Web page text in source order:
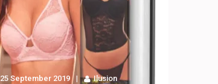
25 September 2019 Ilusion